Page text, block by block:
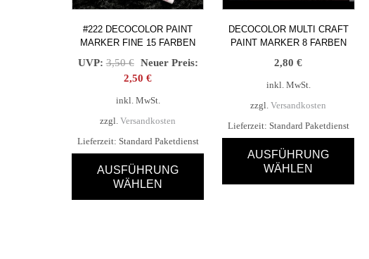
#222 DECOCOLOR PAINT
MARKER FINE 15 FARBEN
UVP: 3,50€ Ursprünglicher
Preis
Neuer Preis:
2,50€Aktueller
2,50 €.
inkl. MwSt.
zzgl.Versandkosten
Lieferzeit: Standard Paketdienst
AUSFÜHRUNG
WÄHLEN
DECOCOLOR MULTI CRAFT
PAINT MARKER 8 FARBEN
2,80€
inkl. MwSt.
zzgl.Versandkosten
Lieferzeit: Standard Paketdienst
AUSFÜHRUNG
WÄHLEN